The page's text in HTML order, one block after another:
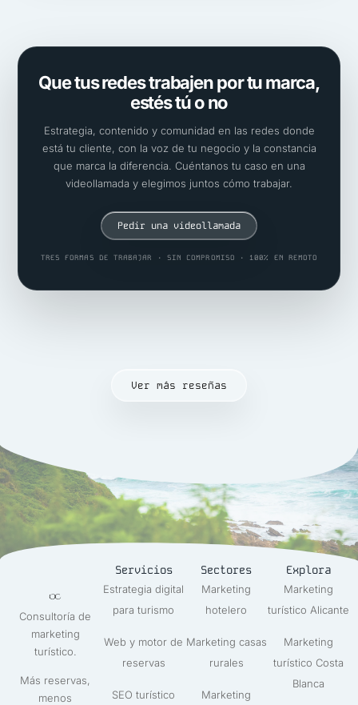
Que tus redes trabajen por tu marca,
estés tú o no
Estrategia, contenido y comunidad en las redes donde
está tu cliente, con la voz de tu negocio y la constancia
que marca la diferencia. Cuéntanos tu caso en una
videollamada y elegimos juntos cómo trabajar.
Pedir una videollamada
TRES FORMAS DE TRABAJAR · SIN COMPROMISO · 100% EN REMOTO
Ver más reseñas
Consultoría de
marketing
turístico.
Más reservas,
menos
Servicios
Estrategia digital
para turismo
Web y motor de
reservas
SEO turístico
Sectores
Marketing
hotelero
Marketing casas
rurales
Marketing
Explora
Marketing
turístico Alicante
Marketing
turístico Costa
Blanca